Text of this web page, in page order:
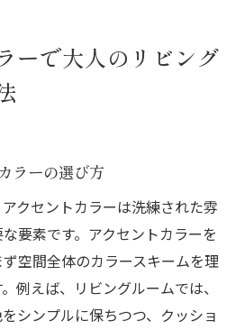
ーで大人のリビング
ラーの選び方
クセントカラーは洗練された雰
要素です。アクセントカラーを
空間全体のカラースキームを理
例えば、リビングルームでは、
シンプルに保ちつつ、クッショ